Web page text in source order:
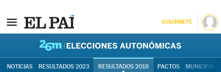
SUSCRÍBETE
NOTICIAS RESULTADOS 2023 RESULTADOS 2019 PACTOS